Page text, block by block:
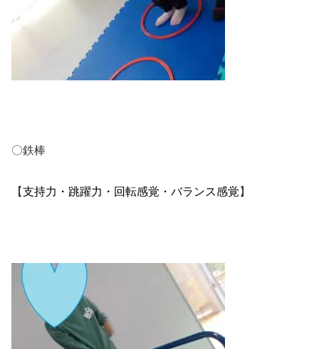
〇鉄棒
【支持力・跳躍力・回転感覚・バランス感覚 】